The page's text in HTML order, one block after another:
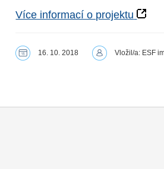
Více informací o projektu
16. 10. 2018 Vložil/a: ESF